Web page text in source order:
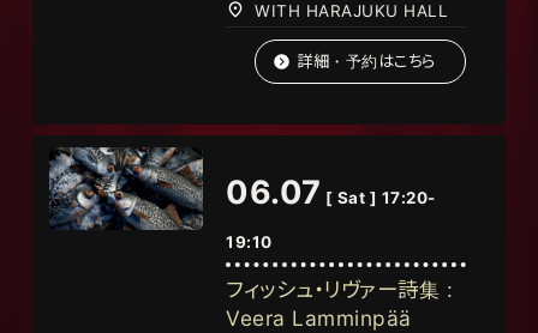
WITH HARAJUKU HALL
詳細・予約はこちら
06.07 [ Sat ] 17:20-
19:10
フィッシュ・リヴァー詩集 :
Veera Lamminpää